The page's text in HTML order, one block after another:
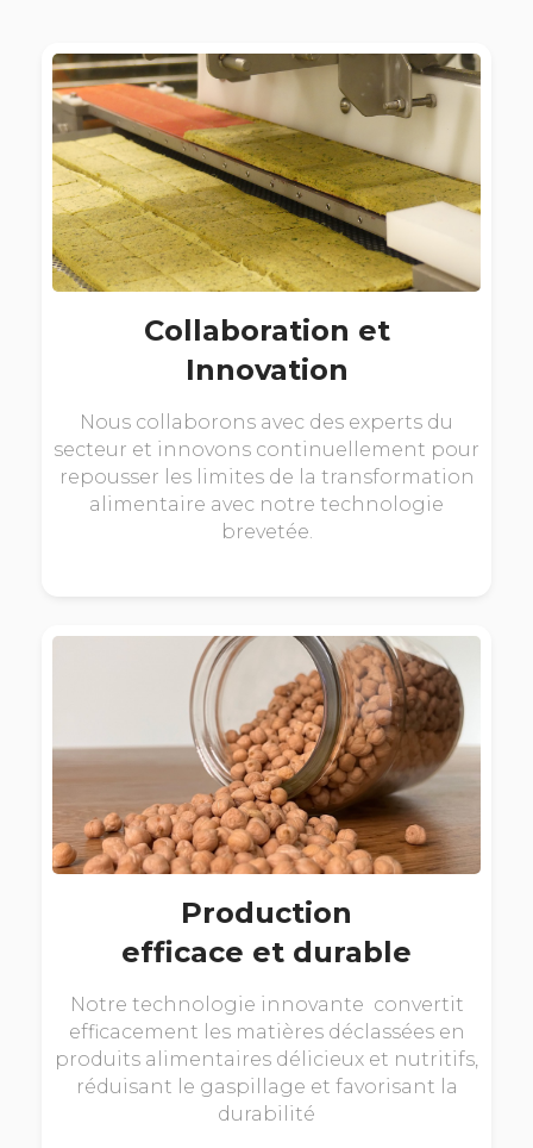
Collaboration et
Innovation
Nous collaborons avec des experts du
secteur et innovons continuellement pour
repousser les limites de la transformation
alimentaire avec notre technologie
brevetée.
Production
efficace et durable
Notre technologie innovante convertit
efficacement les matières déclassées en
produits alimentaires délicieux et nutritifs,
réduisant le gaspillage et favorisant la
durabilité